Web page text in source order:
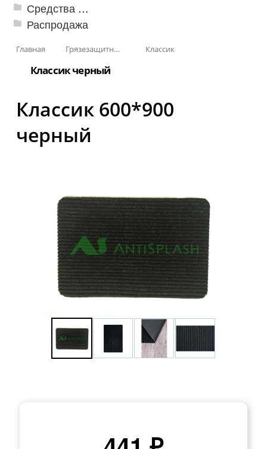
Средства от насекомых и садовых вредителей
Распродажа
Главная Грязезащитные, влаговпитывающие покрытия Классик
Классик черный
Классик 600*900
черный